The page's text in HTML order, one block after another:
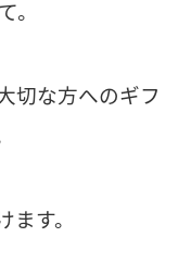
。
切な方へのギフ
す。